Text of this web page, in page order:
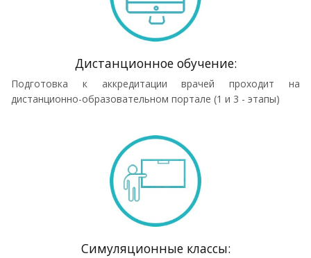
Дистанционное обучение:
Подготовка к аккредитации врачей проходит на
дистанционно-образовательном портале (1 и 3 - этапы)
Симуляционные классы: